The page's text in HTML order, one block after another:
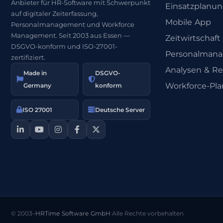
Anbieter für HR-Software mit Schwerpunkt
auf digitaler Zeiterfassung,
Personalmanagement und Workforce
Management. Seit 2003 aus Essen —
DSGVO-konform und ISO-27001-
zertifiziert.
Made in
Germany
DSGVO-
konform
ISO 27001 Deutsche Server
Mobile App
Zeitwirtschaft
Analysen &
Workforce-
© 2003–HRTime Software GmbH·Alle Rechte vorbehalten